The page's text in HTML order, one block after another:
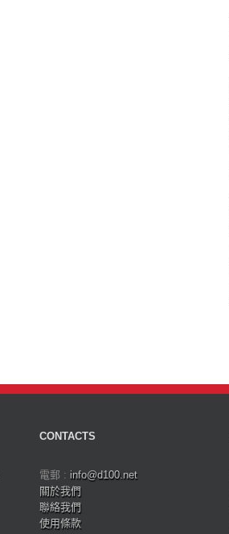
CONTACTS
電郵 : info@d100.net
關於我們
聯絡我們
使用條款